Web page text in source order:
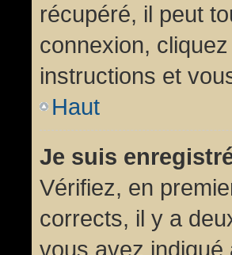
récupéré, il peut
connexion,
instructions et
Haut
Je suis
Vérifiez, en
corrects, il y a
vous avez indiqué